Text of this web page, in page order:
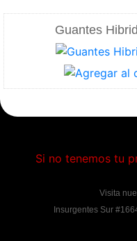
Guantes
Si no tenemos tu
Visita
Insurgentes Sur